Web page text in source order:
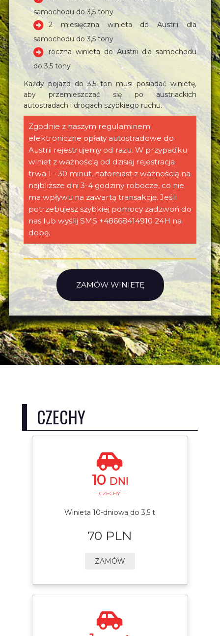
samochodu do 3,5 tony
2 miesięczna winieta do Austrii dla
samochodu do 3,5 tony
roczna winieta do Austrii dla samochodu
do 3,5 tony
Każdy pojazd do 3,5 ton musi posiadać winietę,
aby przemieszczać się po austriackich
autostradach i drogach szybkiego ruchu.
Zgodnie z naszym regulaminem
elektroniczne opłaty autostradowe do
Austrii rejestrujemy od razu. W przypadku
winiet z ważnością od dzisiaj rejestracja
trwa 1 - 30 minut, natomiast z ważnością na
najbliższe dni 3-4 godziny robocze, co nie
ma wpływu na zawartą transakcję. Jeśli
potrzebujesz szybkiej pomocy zadzwoń do
nas lub wyślij SMS +48668414910 24H na
dobę.
ZAMÓW WINIETĘ
CZECHY
10 DNI
— CZECHY —
Winieta 10-dniowa do 3,5 t
70 PLN
ZAMÓW